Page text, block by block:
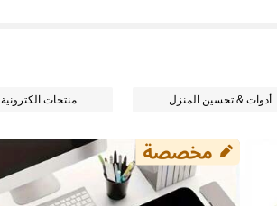
أدوات & تحسين المنزل منتجات الكترونية